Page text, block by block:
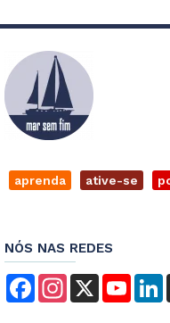
aprenda ative-se
NÓS NAS REDES
FacebookInstagram
X